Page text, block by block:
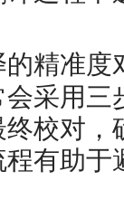
精准度
采用
校对
有助